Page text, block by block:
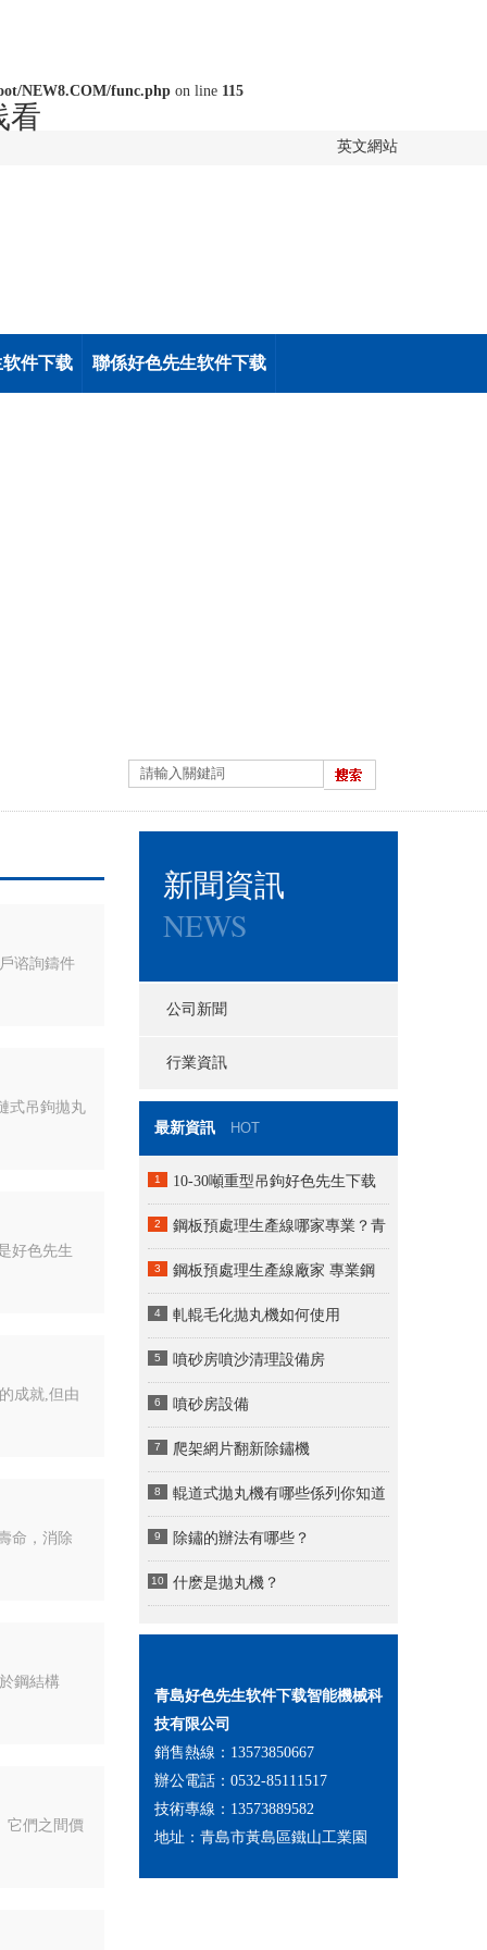
NEW8.COM/func.php on line 115
看
英文網站
件下载 聯係好色先生软件下载
谘詢鑄件
式吊鉤拋丸
好色先生
成就,但由
命，消除
鋼結構
它們之間價
新聞資訊
NEWS
公司新聞
行業資訊
最新資訊 HOT
1
10-30噸重型吊鉤好色先生下载
2
鋼板預處理生產線哪家專業？青
3
鋼板預處理生產線廠家 專業鋼
4 軋輥毛化拋丸機如何使用
5 噴砂房噴沙清理設備房
6 噴砂房設備
7 爬架網片翻新除鏽機
8
輥道式拋丸機有哪些係列你知道
9 除鏽的辦法有哪些？
10 什麽是拋丸機？
青島好色先生软件下载智能機械科
技有限公司
銷售熱線：13573850667
辦公電話：0532-85111517
技術專線：13573889582
地址：青島市黃島區鐵山工業園